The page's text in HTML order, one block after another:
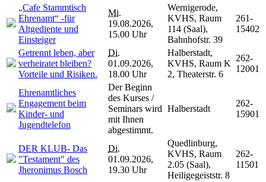
„Cafe Stammtisch
Ehrenamt“ -für
Altgediente und
Einsteiger
Mi.
19.08.2026,
15.00 Uhr
Wernigerode,
KVHS, Raum
114 (Saal),
Bahnhofstr. 39
261-
15402
Getrennt leben, aber
verheiratet bleiben?
Vorteile und Risiken.
Di.
01.09.2026,
18.00 Uhr
Halberstadt,
KVHS, Raum K
2, Theaterstr. 6
262-
12001
Ehrenamtliches
Engagement beim
Kinder- und
Jugendtelefon
Der Beginn
des Kurses /
Seminars wird
mit Ihnen
abgestimmt.
Halberstadt
262-
15901
DER KLUB- Das
"Testament" des
Jheronimus Bosch
Di.
01.09.2026,
19.30 Uhr
Quedlinburg,
KVHS, Raum
2.05 (Saal),
Heiligegeiststr. 8
262-
11501